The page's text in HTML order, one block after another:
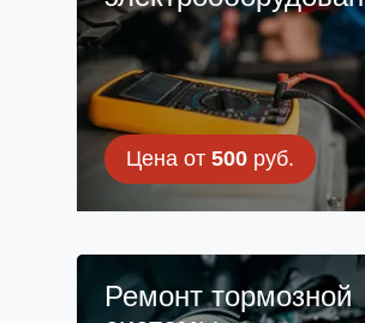
Цена от 500руб.
Ремонт тормозной